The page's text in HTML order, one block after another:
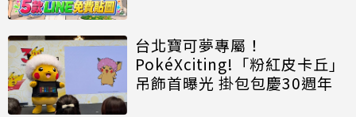
台北寶可夢專屬！
PokéXciting!「粉紅皮卡丘」
吊飾首曝光 掛包包慶30週年